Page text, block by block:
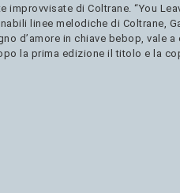
improvvisate di Coltrane. “You
linee melodiche di Coltrane,
d’amore in chiave bebop, vale
la prima edizione il titolo e la